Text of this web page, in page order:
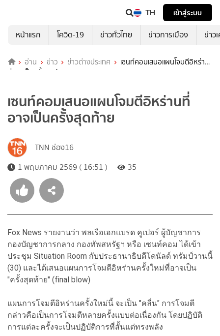
TH
เข้าสู่ระบบ
หน้าแรก
โควิด-19 ข่าวทั่วไทย ข่าวการเมือง ข่าว
อ่าน ข่าว ข่าวต่างประเทศ
เซนท์คอมเสนอแผนโจมตีอิหร่าน
ที่อาจเป็นครั้งสุดท้าย
เซนท์คอมเสนอแผนโจมตีอิหร่านที่
อาจเป็นครั้งสุดท้าย
TNN ช่อง16
1 พฤษภาคม 2569 ( 16:51 )
35
Fox News รายงานว่า พลเรือเอกแบรด คูเปอร์ ผู้บัญชาการ
กองบัญชาการกลาง กองทัพสหรัฐฯ หรือ เซนท์คอม ได้เข้า
ประชุม Situation Room กับประธานาธิบดีโดนัลด์ ทรัมป์วานนี้
(30) และได้เสนอแผนการโจมตีอิหร่านครั้งใหม่ที่อาจเป็น
"ครั้งสุดท้าย" (final blow)
แผนการโจมตีอิหร่านครั้งใหม่นี้ จะเป็น "คลื่น" การโจมตี
กล่าวคือเป็นการโจมตีหลายครั้งแบบต่อเนื่องกัน โดยปฏิบัติ
การแต่ละครั้งจะเป็นปฏิบัติการที่สั้นแต่ทรงพลัง